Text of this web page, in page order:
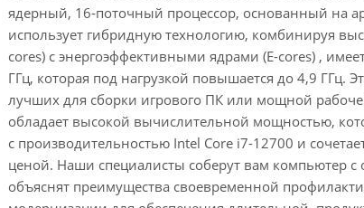
ядерный, 16-поточный процессор, основанный на
использует гибридную технологию, комбинируя
cores) с энергоэффективными ядрами (E-cores) ,
ГГц, которая под нагрузкой повышается до 4,9 ГГц.
лучших для сборки игрового ПК или мощной
обладает высокой вычислительной мощностью,
с производительностью Intel Core i7-12700 и
ценой. Наши специалисты соберут вам компьютер
объяснят преимущества своевременной